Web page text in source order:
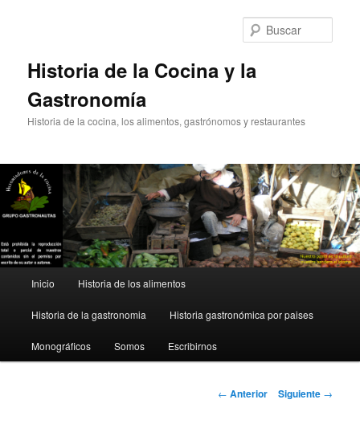
Historia de la Cocina y la
Gastronomía
Historia de la cocina, los alimentos, gastrónomos y restaurantes
principal
Inicio Historia de los alimentos
Historia de la gastronomia Historia gastronómica por paises
Monográficos Somos Escribirnos
Navegación
← Anterior Siguiente →